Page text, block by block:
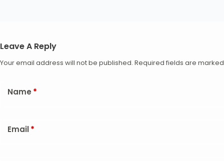
Leave A Reply
Your email address will not be published. Required fields are
Name *
Email*